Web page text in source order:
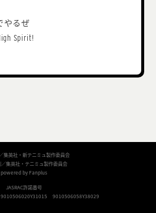
やるぜ
Spirit!
集英社・新テニミュ製作委員会
集英社・テニミュ製作委員会
powered by Fanplus
JASRAC許諾番号
9010506020Y31015 9010506058Y38029